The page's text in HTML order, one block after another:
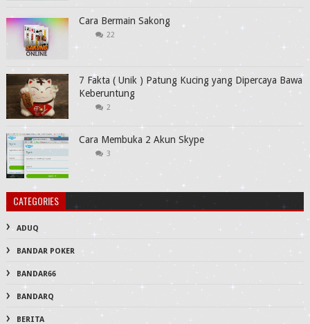
Cara Bermain Sakong
22
7 Fakta ( Unik ) Patung Kucing yang Dipercaya Bawa
Keberuntung
2
Cara Membuka 2 Akun Skype
3
CATEGORIES
ADUQ
BANDAR POKER
BANDAR66
BANDARQ
BERITA